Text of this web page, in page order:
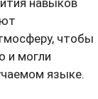
чтобы
и могли
языке.